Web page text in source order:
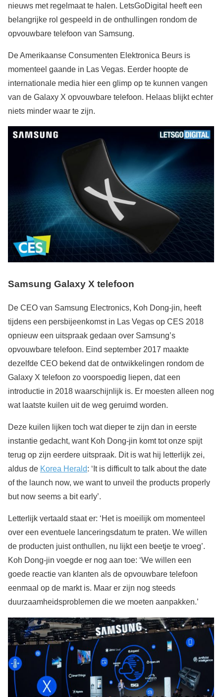
nieuws met regelmaat te halen. LetsGoDigital heeft een
belangrijke rol gespeeld in de onthullingen rondom de
opvouwbare telefoon van Samsung.
De Amerikaanse Consumenten Elektronica Beurs is
momenteel gaande in Las Vegas. Eerder hoopte de
internationale media hier een glimp op te kunnen vangen
van de Galaxy X opvouwbare telefoon. Helaas blijkt echter
niets minder waar te zijn.
Samsung Galaxy X telefoon
De CEO van Samsung Electronics, Koh Dong-jin, heeft
tijdens een persbijeenkomst in Las Vegas op CES 2018
opnieuw een uitspraak gedaan over Samsung’s
opvouwbare telefoon. Eind september 2017 maakte
dezelfde CEO bekend dat de ontwikkelingen rondom de
Galaxy X telefoon zo voorspoedig liepen, dat een
introductie in 2018 waarschijnlijk is. Er moesten alleen nog
wat laatste kuilen uit de weg geruimd worden.
Deze kuilen lijken toch wat dieper te zijn dan in eerste
instantie gedacht, want Koh Dong-jin komt tot onze spijt
terug op zijn eerdere uitspraak. Dit is wat hij letterlijk zei,
aldus de Korea Herald: ‘It is difficult to talk about the date
of the launch now, we want to unveil the products properly
but now seems a bit early’.
Letterlijk vertaald staat er: ‘Het is moeilijk om momenteel
over een eventuele lanceringsdatum te praten. We willen
de producten juist onthullen, nu lijkt een beetje te vroeg’.
Koh Dong-jin voegde er nog aan toe: ‘We willen een
goede reactie van klanten als de opvouwbare telefoon
eenmaal op de markt is. Maar er zijn nog steeds
duurzaamheidsproblemen die we moeten aanpakken.’